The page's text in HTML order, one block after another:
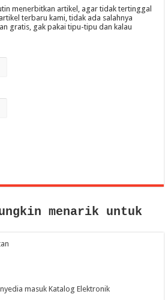
menerbitkan artikel, agar tidak tertinggal
terbaru kami, tidak ada salahnya
gratis, gak pakai tipu-tipu dan kalau
menarik untuk
masuk Katalog Elektronik